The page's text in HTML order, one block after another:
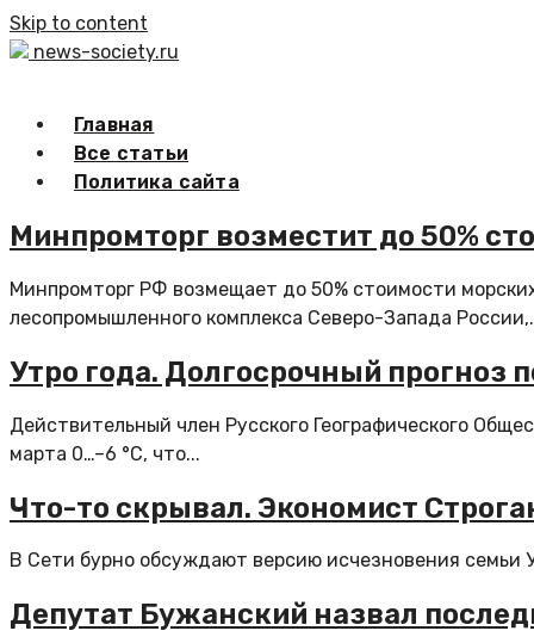
Skip to content
news-society.ru
Главная
Все статьи
Политика сайта
Минпромторг возместит до 50%
Минпромторг РФ возмещает до 50% стоимости
лесопромышленного комплекса Северо-Запада
Утро года. Долгосрочный прогноз
Действительный член Русского Географического
марта 0…–6 °С, что...
Что-то скрывал. Экономист
В Сети бурно обсуждают версию исчезновения семьи
Депутат Бужанский назвал